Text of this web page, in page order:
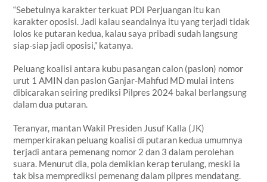
“Sebetulnya karakter terkuat PDI Perjuangan itu kan
karakter oposisi. Jadi kalau seandainya itu yang terjadi tidak
lolos ke putaran kedua, kalau saya pribadi sudah langsung
siap-siap jadi oposisi,” katanya.
Peluang koalisi antara kubu pasangan calon (paslon) nomor
urut 1 AMIN dan paslon Ganjar-Mahfud MD mulai intens
dibicarakan seiring prediksi Pilpres 2024 bakal berlangsung
dalam dua putaran.
Teranyar, mantan Wakil Presiden Jusuf Kalla (JK)
memperkirakan peluang koalisi di putaran kedua umumnya
terjadi antara pemenang nomor 2 dan 3 dalam perolehan
suara. Menurut dia, pola demikian kerap terulang, meski ia
tak bisa memprediksi pemenang dalam pilpres mendatang.